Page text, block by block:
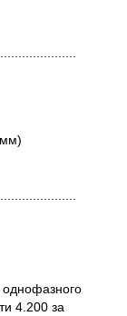
однофазного
4.200 за